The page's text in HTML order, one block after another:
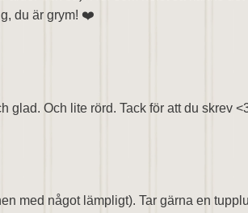
du är grym! ❤️
glad. Och lite rörd. Tack för att du skrev
med något lämpligt). Tar gärna en